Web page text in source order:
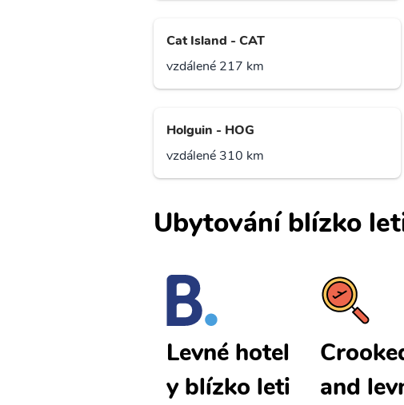
Cat Island - CAT
vzdálené 217 km
Holguin - HOG
vzdálené 310 km
Ubytování blízko
Levné hotel
y blízko leti
and